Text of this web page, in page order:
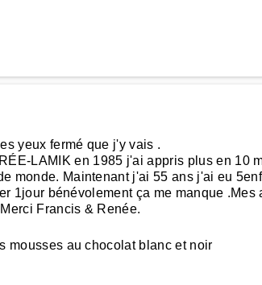
yeux fermé que j'y vais .
LAMIK en 1985 j'ai appris plus en 10
monde. Maintenant j'ai 55 ans j'ai eu
1jour bénévolement ça me manque
Francis & Renée.
mousses au chocolat blanc et noir